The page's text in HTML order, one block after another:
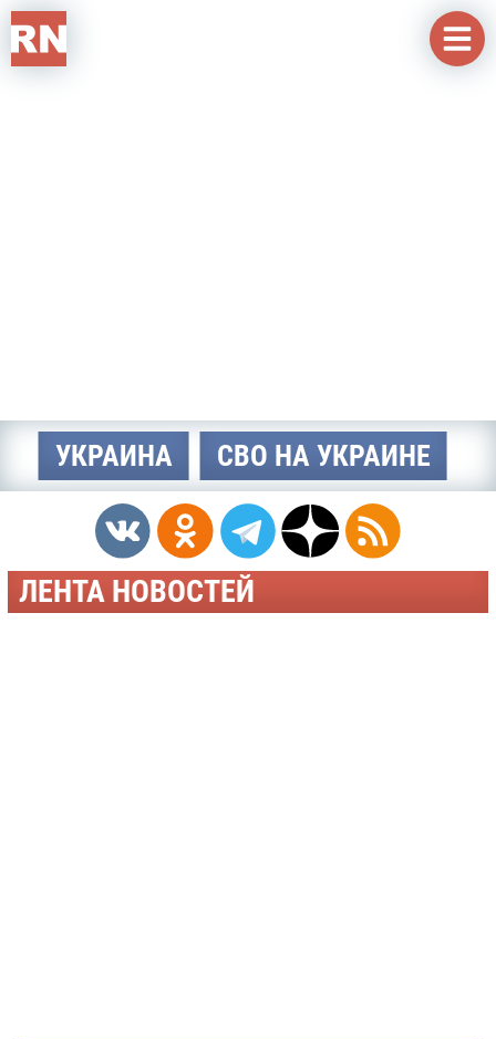
Перейти к основному содержанию
УКРАИНА СВО НА УКРАИНЕ
ЛЕНТА НОВОСТЕЙ